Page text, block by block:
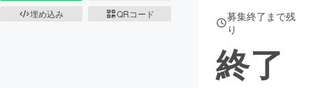
埋め込み
QRコード
募集終了まで残
り
終了